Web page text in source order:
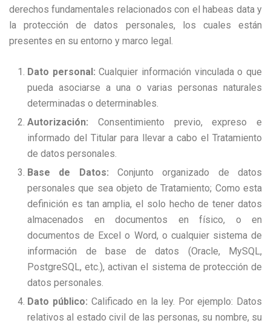
derechos fundamentales relacionados con el habeas data y
la protección de datos personales, los cuales están
presentes en su entorno y marco legal.
Dato personal: Cualquier información vinculada o que
pueda asociarse a una o varias personas naturales
determinadas o determinables.
Autorización: Consentimiento previo, expreso e
informado del Titular para llevar a cabo el Tratamiento
de datos personales.
Base de Datos: Conjunto organizado de datos
personales que sea objeto de Tratamiento; Como esta
definición es tan amplia, el solo hecho de tener datos
almacenados en documentos en físico, o en
documentos de Excel o Word, o cualquier sistema de
información de base de datos (Oracle, MySQL,
PostgreSQL, etc.), activan el sistema de protección de
datos personales.
Dato público: Calificado en la ley. Por ejemplo: Datos
relativos al estado civil de las personas, su nombre, su